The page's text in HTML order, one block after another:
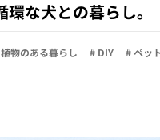
環な犬との暮らし。
物のある暮らし # DIY # ペッ